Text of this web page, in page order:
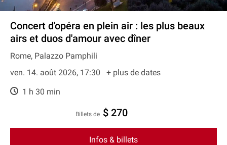
Concert d'opéra en plein air : les plus beaux
airs et duos d'amour avec dîner
Rome, Palazzo Pamphili
ven. 14. août 2026, 17:30
+ plus de dates
1 h 30 min
Billets de $ 270
Infos & billets